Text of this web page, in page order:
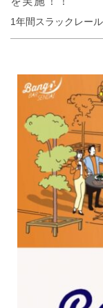
1年間スラックレー